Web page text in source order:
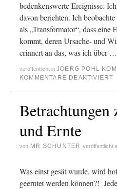
bedenkenswerte Ereignisse.
davon berichten. Ich
als „Transformator“, dass eine
kommt, deren Ursache- und
erinnert an das, was ich über …
veröffentlicht in JOERG POHL
KOMMENTARE DEAKTIVIERT
Betrachtungen
und Ernte
von MR SCHUNTER veröffentlicht
Was einst gesät wurde, wird
geerntet werden können?!